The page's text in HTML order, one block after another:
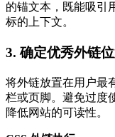
的锚文本，既能吸引
标的上下文。
3. 确定优秀外链
将外链放置在用户最
栏或页脚。避免过度
降低网站的可读性。